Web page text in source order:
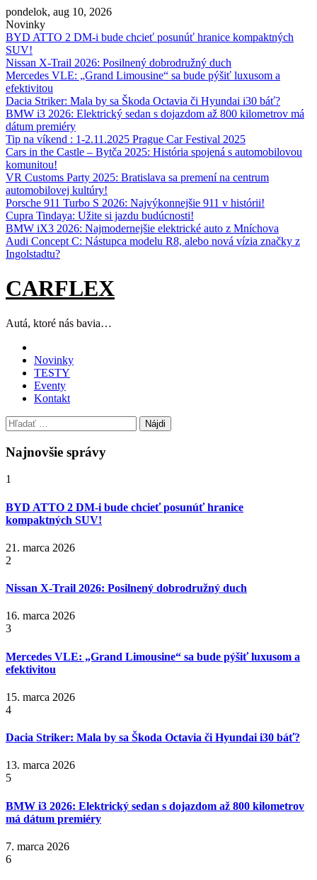
Skip
to
content
pondelok, aug 10, 2026
Novinky
BYD ATTO 2 DM-i bude chcieť posunúť hranice kompaktných
SUV!
Nissan X‑Trail 2026: Posilnený dobrodružný duch
Mercedes VLE: „Grand Limousine“ sa bude pýšiť luxusom a
efektivitou
Dacia Striker: Mala by sa Škoda Octavia či Hyundai i30 báť?
BMW i3 2026: Elektrický sedan s dojazdom až 800 kilometrov má
dátum premiéry
Tip na víkend : 1-2.11.2025 Prague Car Festival 2025
Cars in the Castle – Bytča 2025: História spojená s automobilovou
komunitou!
VR Customs Party 2025: Bratislava sa premení na centrum
automobilovej kultúry!
Porsche 911 Turbo S 2026: Najvýkonnejšie 911 v histórii!
Cupra Tindaya: Užite si jazdu budúcnosti!
BMW iX3 2026: Najmodernejšie elektrické auto z Mníchova
Audi Concept C: Nástupca modelu R8, alebo nová vízia značky z
Ingolstadtu?
CARFLEX
Autá, ktoré nás bavia…
Novinky
TESTY
Eventy
Kontakt
Hľadať:
Najnovšie správy
1
BYD ATTO 2 DM-i bude chcieť posunúť hranice
kompaktných SUV!
21. marca 2026
2
Nissan X‑Trail 2026: Posilnený dobrodružný duch
16. marca 2026
3
Mercedes VLE: „Grand Limousine“ sa bude pýšiť luxusom a
efektivitou
15. marca 2026
4
Dacia Striker: Mala by sa Škoda Octavia či Hyundai i30 báť?
13. marca 2026
5
BMW i3 2026: Elektrický sedan s dojazdom až 800 kilometrov
má dátum premiéry
7. marca 2026
6